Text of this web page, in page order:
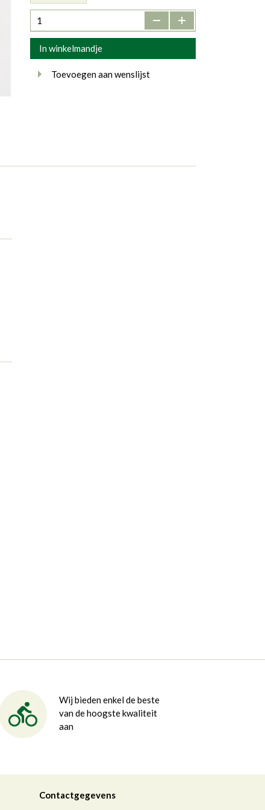
- +
In winkelmandje
Toevoegen aan wenslijst
Wij bieden enkel de beste
van de hoogste kwaliteit
aan
Contactgegevens